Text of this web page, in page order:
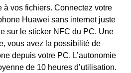
à vos fichiers. Connectez votre
Huawei sans internet juste
sur le sticker NFC du PC. Une
vous avez la possibilité de
depuis votre PC. L’autonomie
de 10 heures d’utilisation.